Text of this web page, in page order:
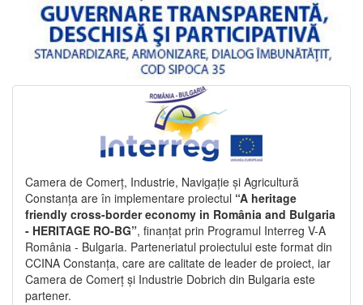
Camera de Comerț, Industrie, Navigație și Agricultură
Constanța are în implementare proiectul “A heritage
friendly cross-border economy in România and Bulgaria
- HERITAGE RO-BG”, finanțat prin Programul Interreg V-A
România - Bulgaria. Parteneriatul proiectului este format din
CCINA Constanța, care are calitate de leader de proiect, iar
Camera de Comerț și Industrie Dobrich din Bulgaria este
partener.